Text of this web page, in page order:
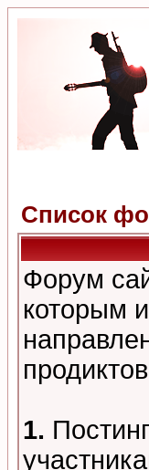
Список
Форум
которым
1.